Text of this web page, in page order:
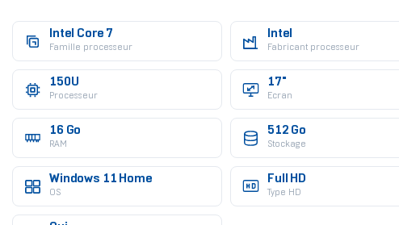
Intel Core 7
Famille processeur
Intel
Fabricant processeur
150U
Processeur
17"
Ecran
16 Go
RAM
512 Go
Stockage
Windows 11 Home
OS
Full HD
Type HD